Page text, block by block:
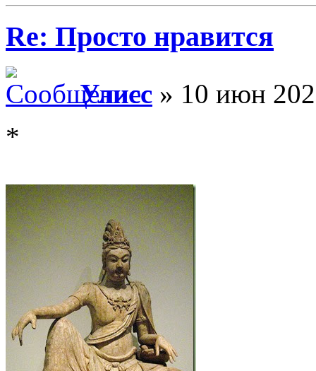
Re: Просто нравится
Улисс » 10 июн
*